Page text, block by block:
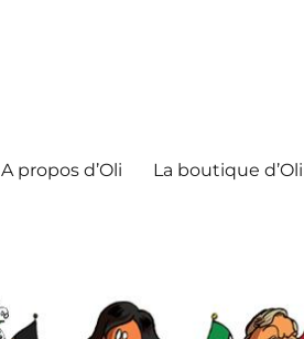
A propos d’Oli La boutique d’Oli